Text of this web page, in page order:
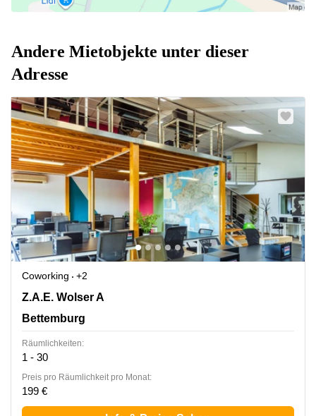
Andere Mietobjekte unter dieser
Adresse
Coworking
+2
144 Z.A.E. Wolser A, Bettemburg
Z.A.E. Wolser A
Bettemburg
Räumlichkeiten:
1 - 30
Preis pro Räumlichkeit pro Monat:
199 €